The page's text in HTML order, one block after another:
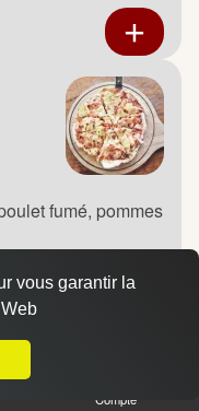
fumé, pommes
Compte
vous garantir la